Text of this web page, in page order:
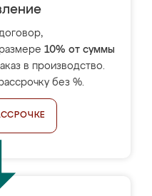
10% от суммы
в производство.
без %.